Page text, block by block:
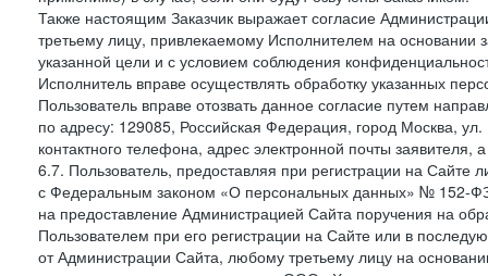
Также настоящим Заказчик выражает согласие
третьему лицу, привлекаемому Исполнителем на основании
указанной цели и с условием соблюдения
Исполнитель вправе осуществлять обработку указанных
Пользователь вправе отозвать данное согласие путем
по адресу: 129085, Российская Федерация, город Москва,
контактного телефона, адрес электронной почты
6.7. Пользователь, предоставляя при регистрации на
с Федеральным законом «О персональных данных» № 152-
на предоставление Администрацией Сайта поручения на
Пользователем при его регистрации на Сайте или в
от Администрации Сайта, любому третьему лицу на